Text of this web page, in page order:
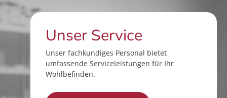
Unser Service
Unser fachkundiges Personal bietet
umfassende Serviceleistungen für Ihr
Wohlbefinden.